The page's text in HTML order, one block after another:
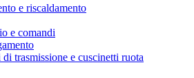
e riscaldamento
e comandi
trasmissione e cuscinetti ruota